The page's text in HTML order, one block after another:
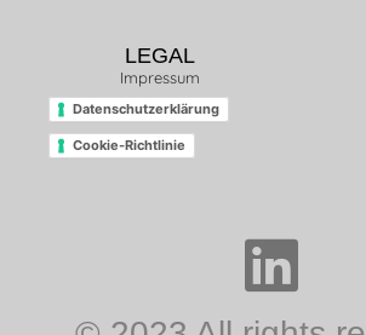
LEGAL
Impressum
Datenschutzerklärung
Cookie-Richtlinie